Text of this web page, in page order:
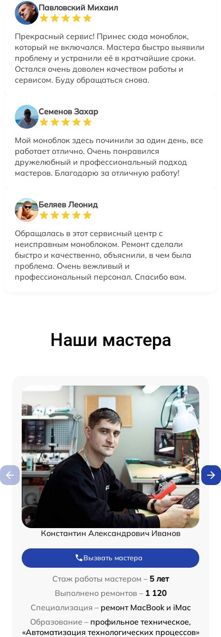
Павловский Михаил
Прекрасный сервис! Принес сюда моноблок,
который не включался. Мастера быстро выявили
проблему и устранили её в кратчайшие сроки.
Остался очень доволен качеством работы и
сервисом. Буду обращаться снова.
Семенов Захар
Мой моноблок здесь починили за один день, все
работает отлично. Очень понравился
дружелюбный и профессиональный подход
мастеров. Благодарю за отличную работу!
Беляев Леонид
Обращалась в этот сервисный центр с
неисправным моноблоком. Ремонт сделали
быстро и качественно, объяснили, в чем была
проблема. Очень вежливый и
профессиональный персонал. Спасибо вам.
Наши мастера
Константин Александрович Иванов
Вызвать мастера
Стаж работы мастером – 5 лет
Выполнено ремонтов – 1 120
Специализация – ремонт MacBook и iMac
Образование – профильное техническое,
«Автоматизация технологических процессов»